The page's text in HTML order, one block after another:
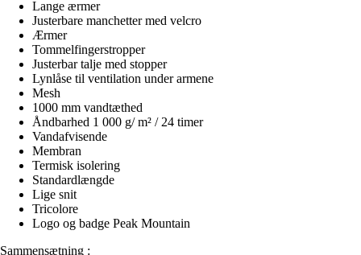
Lange ærmer
Justerbare manchetter med velcro
Ærmer
Tommelfingerstropper
Justerbar talje med stopper
Lynlåse til ventilation under armene
Mesh
1000 mm vandtæthed
Åndbarhed 1 000 g/ m² / 24 timer
Vandafvisende
Membran
Termisk isolering
Standardlængde
Lige snit
Tricolore
Logo og badge Peak Mountain
Sammensætning :